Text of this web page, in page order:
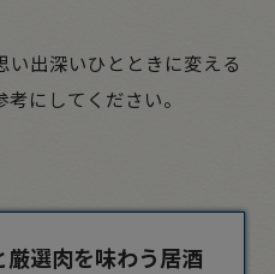
出深いひとときに変える
にしてください。
選肉を味わう居酒